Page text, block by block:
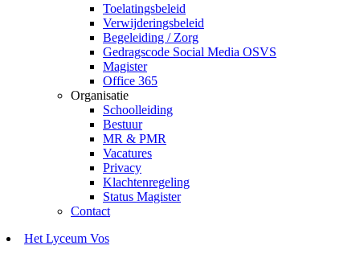
Toelatingsbeleid
Verwijderingsbeleid
Begeleiding / Zorg
Gedragscode Social Media OSVS
Magister
Office 365
Organisatie
Schoolleiding
Bestuur
MR & PMR
Vacatures
Privacy
Klachtenregeling
Status Magister
Contact
Het Lyceum Vos